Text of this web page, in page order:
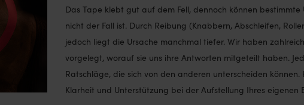
Das Tape klebt gut auf dem Fell, dennoch können
nicht der Fall ist. Durch Reibung (Knabbern, Abschleifen,
jedoch liegt die Ursache manchmal tiefer. Wir haben
vorgelegt, worauf sie uns ihre Antworten mitgeteilt haben.
Ratschläge, die sich von den anderen unterscheiden
Klarheit und Unterstützung bei der Aufstellung Ihres eigenen